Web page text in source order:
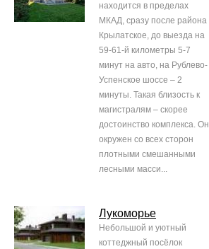
находится в пределах
МКАД, сразу после района
Крылатское, до выезда на
59-61-й километры 5-7
минут на авто, на Рублево-
Успенское шоссе – 2
минуты. Такая близость к
магистралям – скорее
достоинство комплекса. Он
окружен со всех сторон
плотными смешанными
лесными масси...
Лукоморье
Небольшой и уютный
коттеджный посёлок